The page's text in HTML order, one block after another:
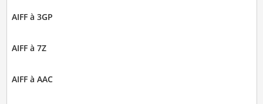
AIFF à 3GP
AIFF à 7Z
AIFF à AAC